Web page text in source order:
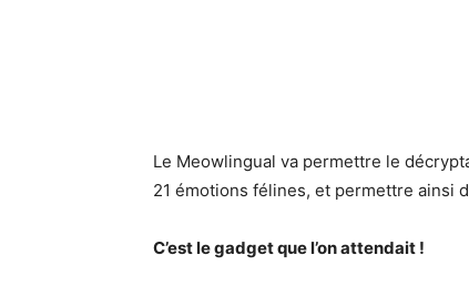
Le Meowlingual va permettre le
21 émotions félines, et permettre ainsi
C’est le gadget que l’on attendait !